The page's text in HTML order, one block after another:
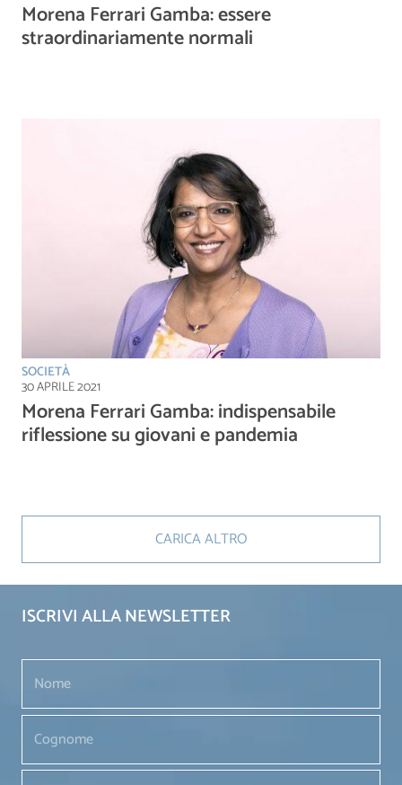
Morena Ferrari Gamba: essere
straordinariamente normali
SOCIETÀ
30 APRILE 2021
Morena Ferrari Gamba: indispensabile
riflessione su giovani e pandemia
CARICA ALTRO
ISCRIVI ALLA NEWSLETTER